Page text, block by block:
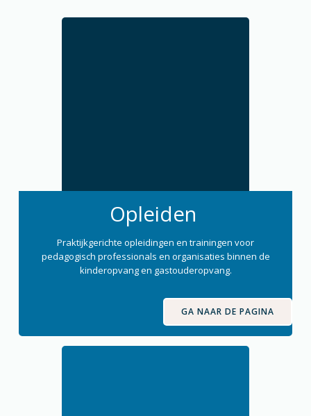
Opleiden
Praktijkgerichte opleidingen en trainingen voor
pedagogisch professionals en organisaties binnen de
kinderopvang en gastouderopvang.
GA NAAR DE PAGINA